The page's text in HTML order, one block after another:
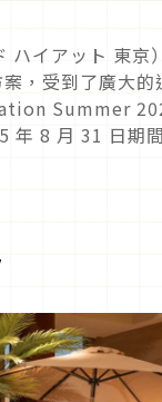
イアット 東京
，受到了廣大的
Summer
8 月 31 日期